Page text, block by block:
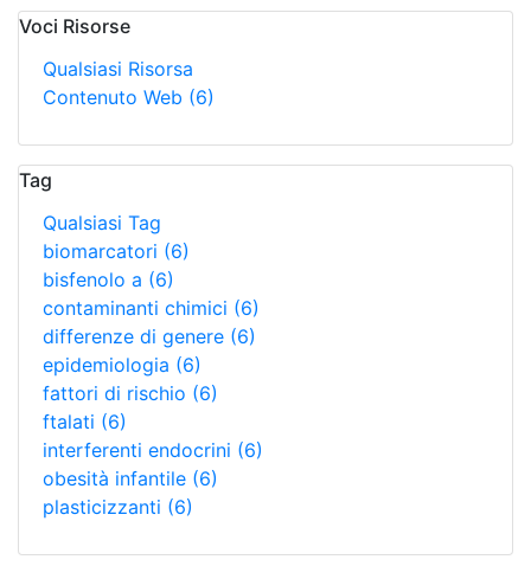
Voci Risorse
Qualsiasi Risorsa
Contenuto Web (6)
Tag
Qualsiasi Tag
biomarcatori (6)
bisfenolo a (6)
contaminanti chimici (6)
differenze di genere (6)
epidemiologia (6)
fattori di rischio (6)
ftalati (6)
interferenti endocrini (6)
obesità infantile (6)
plasticizzanti (6)